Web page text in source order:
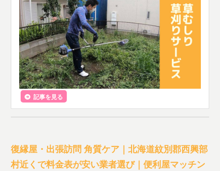
記事を見る
復縁屋・出張訪問 角質ケア｜北海道紋別郡西興部
村近くで料金表が安い業者選び｜便利屋マッチン